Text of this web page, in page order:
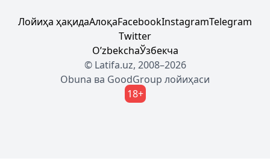
Лойиҳа ҳақидаАлоқаFacebookInstagramTelegram
Twitter
OʼzbekchaЎзбекча
© Latifa.uz, 2008–2026
Obuna ва GoodGroup лойиҳаси
18+